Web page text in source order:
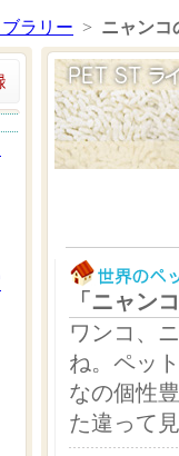
ラリー > ニャンコ
「ニャン
ワンコ、
ね。ペッ
なの個性
た違って